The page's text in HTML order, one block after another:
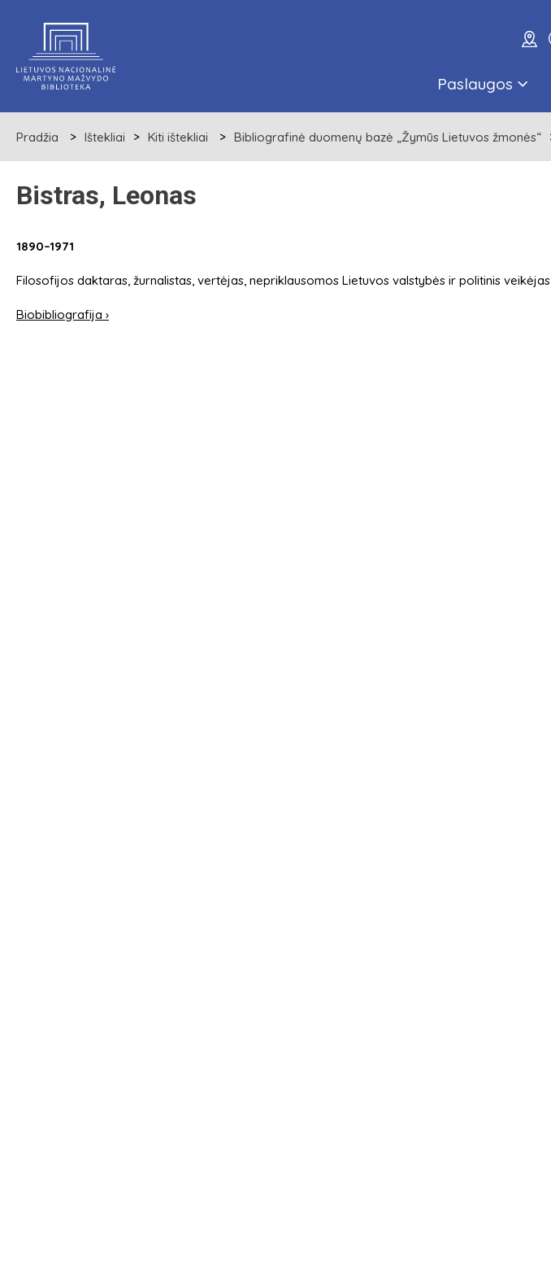
Paslaugos
Pradžia Ištekliai Kiti ištekliai Bibliografinė duomenų bazė „Žymūs Lietuvos žmonės“
Bistras, Leonas
1890–1971
Filosofijos daktaras, žurnalistas, vertėjas, nepriklausomos Lietuvos valstybės ir politinis veikėjas
Biobibliografija ›